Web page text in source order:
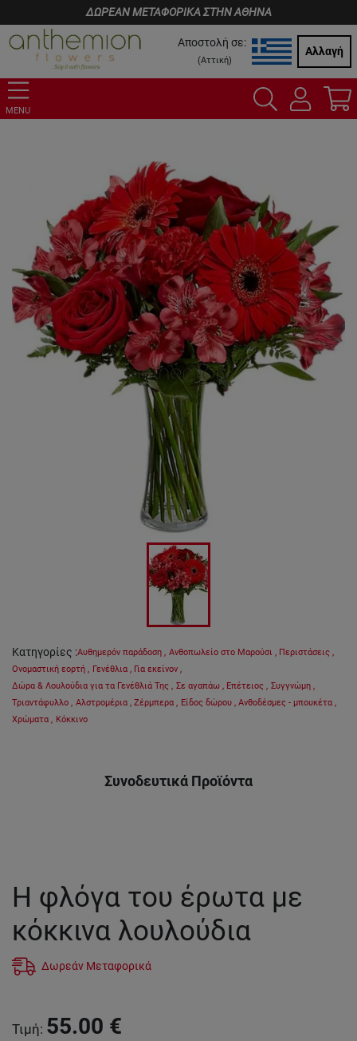
ΔΩΡΕΑΝ ΜΕΤΑΦΟΡΙΚΑ ΣΤΗΝ ΑΘΗΝΑ
Αποστολή σε:
(Αττική)
Αλλαγή
MENU
Κατηγορίες :Αυθημερόν παράδοση , Ανθοπωλείο στο Μαρούσι , Περιστάσεις ,
Ονομαστική εορτή , Γενέθλια , Για εκείνον ,
Δώρα & Λουλούδια για τα Γενέθλιά Της , Σε αγαπάω , Επέτειος , Συγγνώμη ,
Τριαντάφυλλο , Αλστρομέρια , Ζέρμπερα , Είδος δώρου , Ανθοδέσμες - μπουκέτα ,
Χρώματα , Κόκκινο
Συνοδευτικά Προϊόντα
Η φλόγα του έρωτα με
κόκκινα λουλούδια
Δωρεάν Μεταφορικά
Τιμή: 55.00 €